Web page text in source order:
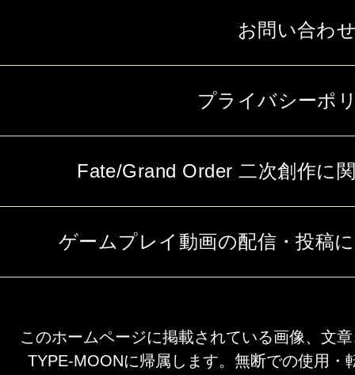
お問い合わ
プライバシーポ
Fate/Grand Order 二次創作に
ゲームプレイ動画の配信・投稿
このホームページに掲載されている画像、文
TYPE-MOONに帰属します。無断での使用・